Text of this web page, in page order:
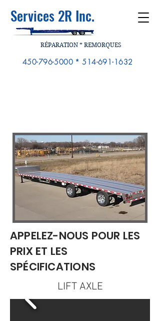
450-796-5000 *514-691-1632
Services 2R Inc.
RÉPARATION * REMORQUES
APPELEZ-NOUS POUR LES
PRIX ET LES
SPÉCIFICATIONS
LIFT AXLE